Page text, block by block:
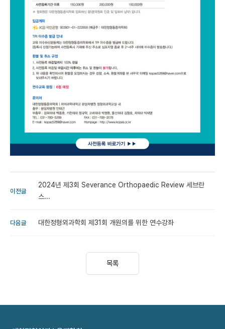
이전글
2024년 제3회 Severance Orthopaedic Review 세브란
스...
다음글 대한정형외과학회 제31회 개원의를 위한 연수강좌
목록